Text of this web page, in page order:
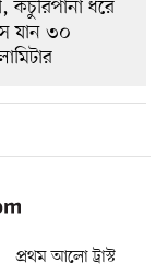
প্রথম আলো ট্রাস্ট